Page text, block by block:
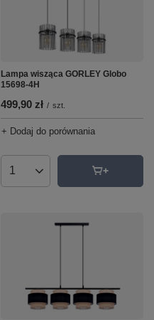
Lampa wisząca GORLEY Globo
15698-4H
499,90 zł / szt.
+ Dodaj do porównania
Ilość produktów